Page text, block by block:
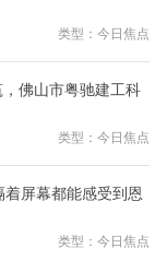
类型：今日焦点
佛山市粤驰建工科
类型：今日焦点
屏幕都能感受到恩
类型：今日焦点